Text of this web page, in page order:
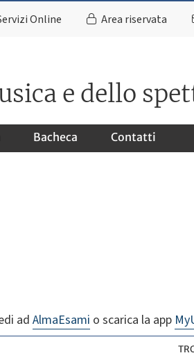
Online Area riservata
e dello
Bacheca Contatti
ad AlmaEsami o scarica la app